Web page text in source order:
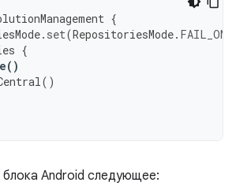
{
. set(RepositoriesMode.
{
()
()
Android следующее: